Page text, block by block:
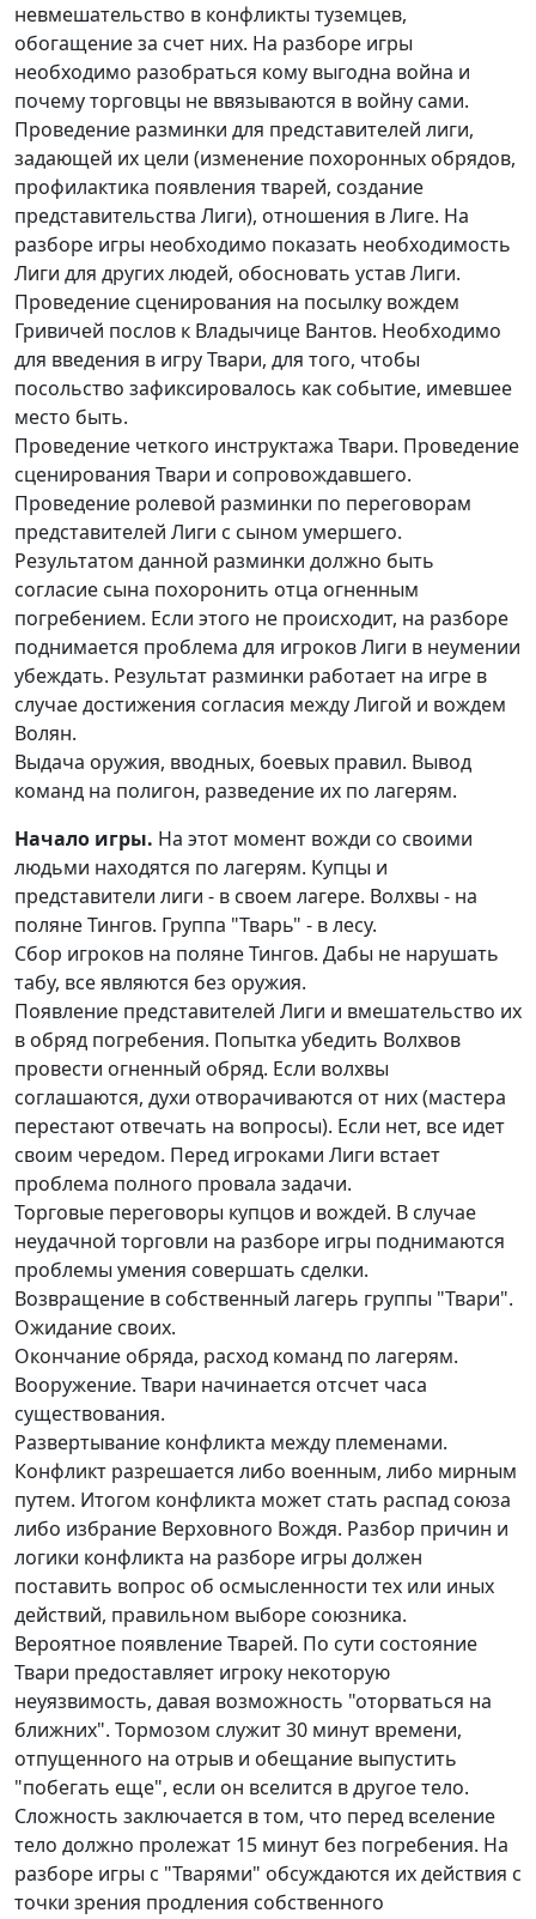
невмешательство в конфликты туземцев,
обогащение за счет них. На разборе игры
необходимо разобраться кому выгодна война и
почему торговцы не ввязываются в войну сами.
Проведение разминки для представителей лиги,
задающей их цели (изменение похоронных обрядов,
профилактика появления тварей, создание
представительства Лиги), отношения в Лиге. На
разборе игры необходимо показать необходимость
Лиги для других людей, обосновать устав Лиги.
Проведение сценирования на посылку вождем
Гривичей послов к Владычице Вантов. Необходимо
для введения в игру Твари, для того, чтобы
посольство зафиксировалось как событие, имевшее
место быть.
Проведение четкого инструктажа Твари. Проведение
сценирования Твари и сопровождавшего.
Проведение ролевой разминки по переговорам
представителей Лиги с сыном умершего.
Результатом данной разминки должно быть
согласие сына похоронить отца огненным
погребением. Если этого не происходит, на разборе
поднимается проблема для игроков Лиги в неумении
убеждать. Результат разминки работает на игре в
случае достижения согласия между Лигой и вождем
Волян.
Выдача оружия, вводных, боевых правил. Вывод
команд на полигон, разведение их по лагерям.
Начало игры. На этот момент вожди со своими
людьми находятся по лагерям. Купцы и
представители лиги - в своем лагере. Волхвы - на
поляне Тингов. Группа "Тварь" - в лесу.
Сбор игроков на поляне Тингов. Дабы не нарушать
табу, все являются без оружия.
Появление представителей Лиги и вмешательство их
в обряд погребения. Попытка убедить Волхвов
провести огненный обряд. Если волхвы
соглашаются, духи отворачиваются от них (мастера
перестают отвечать на вопросы). Если нет, все идет
своим чередом. Перед игроками Лиги встает
проблема полного провала задачи.
Торговые переговоры купцов и вождей. В случае
неудачной торговли на разборе игры поднимаются
проблемы умения совершать сделки.
Возвращение в собственный лагерь группы "Твари".
Ожидание своих.
Окончание обряда, расход команд по лагерям.
Вооружение. Твари начинается отсчет часа
существования.
Развертывание конфликта между племенами.
Конфликт разрешается либо военным, либо мирным
путем. Итогом конфликта может стать распад союза
либо избрание Верховного Вождя. Разбор причин и
логики конфликта на разборе игры должен
поставить вопрос об осмысленности тех или иных
действий, правильном выборе союзника.
Вероятное появление Тварей. По сути состояние
Твари предоставляет игроку некоторую
неуязвимость, давая возможность "оторваться на
ближних". Тормозом служит 30 минут времени,
отпущенного на отрыв и обещание выпустить
"побегать еще", если он вселится в другое тело.
Сложность заключается в том, что перед вселение
тело должно пролежат 15 минут без погребения. На
разборе игры с "Тварями" обсуждаются их действия с
точки зрения продления собственного